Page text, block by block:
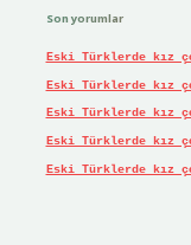
Son yorumlar
Eski Türklerde kız
Eski Türklerde kız
Eski Türklerde kız
Eski Türklerde kız
Eski Türklerde kız